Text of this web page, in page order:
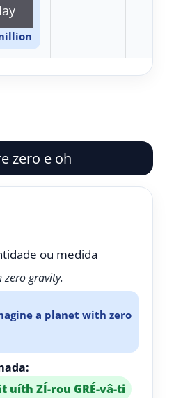
zero e oh
ou medida
gravity.
a planet with zero
uíth ZÍ-rou GRÉ-vâ-ti